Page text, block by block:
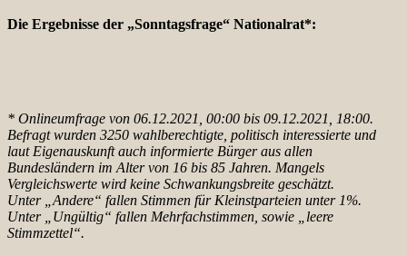
Die Ergebnisse der „Sonntagsfrage“ Nationalrat*:
* Onlineumfrage von 06.12.2021, 00:00 bis 09.12.2021, 18:00.
Befragt wurden 3250 wahlberechtigte, politisch interessierte und
laut Eigenauskunft auch informierte Bürger aus allen
Bundesländern im Alter von 16 bis 85 Jahren. Mangels
Vergleichswerte wird keine Schwankungsbreite geschätzt.
Unter „Andere“ fallen Stimmen für Kleinstparteien unter 1%.
Unter „Ungültig“ fallen Mehrfachstimmen, sowie „leere
Stimmzettel“.